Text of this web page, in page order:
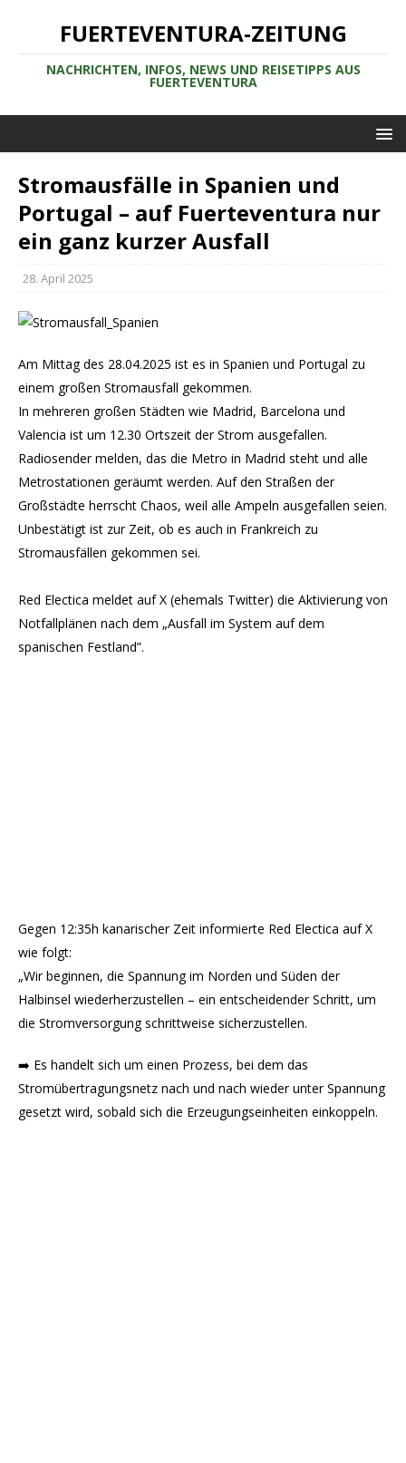
FUERTEVENTURA-ZEITUNG
NACHRICHTEN, INFOS, NEWS UND REISETIPPS AUS
FUERTEVENTURA
Stromausfälle in Spanien und
Portugal – auf Fuerteventura nur
ein ganz kurzer Ausfall
28. April 2025
Am Mittag des 28.04.2025 ist es in Spanien und Portugal zu
einem großen Stromausfall gekommen.
In mehreren großen Städten wie Madrid, Barcelona und
Valencia ist um 12.30 Ortszeit der Strom ausgefallen.
Radiosender melden, das die Metro in Madrid steht und alle
Metrostationen geräumt werden. Auf den Straßen der
Großstädte herrscht Chaos, weil alle Ampeln ausgefallen seien.
Unbestätigt ist zur Zeit, ob es auch in Frankreich zu
Stromausfällen gekommen sei.
Red Electica meldet auf X (ehemals Twitter) die Aktivierung von
Notfallplänen nach dem „Ausfall im System auf dem
spanischen Festland”.
Gegen 12:35h kanarischer Zeit informierte Red Electica auf X
wie folgt:
„Wir beginnen, die Spannung im Norden und Süden der
Halbinsel wiederherzustellen – ein entscheidender Schritt, um
die Stromversorgung schrittweise sicherzustellen.
➡️ Es handelt sich um einen Prozess, bei dem das
Stromübertragungsnetz nach und nach wieder unter Spannung
gesetzt wird, sobald sich die Erzeugungseinheiten einkoppeln.